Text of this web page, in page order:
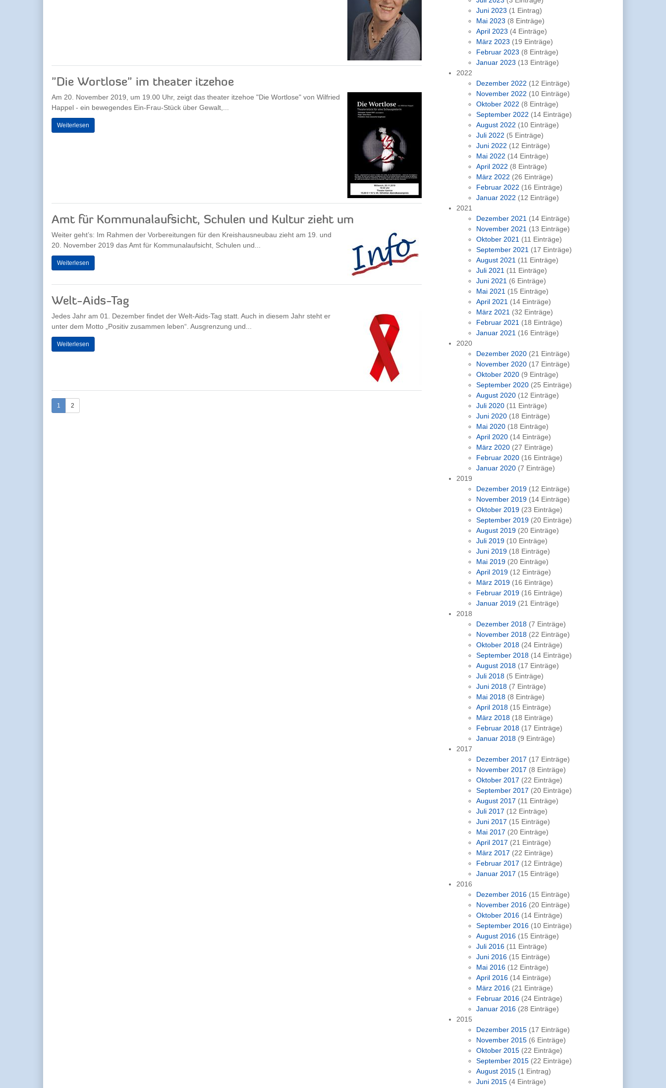
"Die Wortlose" im theater itzehoe
Am 20. November 2019, um 19.00 Uhr, zeigt das theater itzehoe "Die Wortlose" von Wilfried
Happel - ein bewegendes Ein-Frau-Stück über Gewalt,...
Weiterlesen
Amt für Kommunalaufsicht, Schulen und Kultur zieht um
Weiter geht’s: Im Rahmen der Vorbereitungen für den Kreishausneubau zieht am 19. und
20. November 2019 das Amt für Kommunalaufsicht, Schulen und...
Weiterlesen
Welt-Aids-Tag
Jedes Jahr am 01. Dezember findet der Welt-Aids-Tag statt. Auch in diesem Jahr steht er
unter dem Motto „Positiv zusammen leben“. Ausgrenzung und...
Weiterlesen
1 2
Juni 2023 (1 Eintrag)
Mai 2023 (8 Einträge)
April 2023 (4 Einträge)
März 2023 (19 Einträge)
Februar 2023 (8 Einträge)
Januar 2023 (13 Einträge)
2022
Dezember 2022 (12 Einträge)
November 2022 (10 Einträge)
Oktober 2022 (8 Einträge)
September 2022 (14 Einträge)
August 2022 (10 Einträge)
Juli 2022 (5 Einträge)
Juni 2022 (12 Einträge)
Mai 2022 (14 Einträge)
April 2022 (8 Einträge)
März 2022 (26 Einträge)
Februar 2022 (16 Einträge)
Januar 2022 (12 Einträge)
2021
Dezember 2021 (14 Einträge)
November 2021 (13 Einträge)
Oktober 2021 (11 Einträge)
September 2021 (17 Einträge)
August 2021 (11 Einträge)
Juli 2021 (11 Einträge)
Juni 2021 (6 Einträge)
Mai 2021 (15 Einträge)
April 2021 (14 Einträge)
März 2021 (32 Einträge)
Februar 2021 (18 Einträge)
Januar 2021 (16 Einträge)
2020
Dezember 2020 (21 Einträge)
November 2020 (17 Einträge)
Oktober 2020 (9 Einträge)
September 2020 (25 Einträge)
August 2020 (12 Einträge)
Juli 2020 (11 Einträge)
Juni 2020 (18 Einträge)
Mai 2020 (18 Einträge)
April 2020 (14 Einträge)
März 2020 (27 Einträge)
Februar 2020 (16 Einträge)
Januar 2020 (7 Einträge)
2019
Dezember 2019 (12 Einträge)
November 2019 (14 Einträge)
Oktober 2019 (23 Einträge)
September 2019 (20 Einträge)
August 2019 (20 Einträge)
Juli 2019 (10 Einträge)
Juni 2019 (18 Einträge)
Mai 2019 (20 Einträge)
April 2019 (12 Einträge)
März 2019 (16 Einträge)
Februar 2019 (16 Einträge)
Januar 2019 (21 Einträge)
2018
Dezember 2018 (7 Einträge)
November 2018 (22 Einträge)
Oktober 2018 (24 Einträge)
September 2018 (14 Einträge)
August 2018 (17 Einträge)
Juli 2018 (5 Einträge)
Juni 2018 (7 Einträge)
Mai 2018 (8 Einträge)
April 2018 (15 Einträge)
März 2018 (18 Einträge)
Februar 2018 (17 Einträge)
Januar 2018 (9 Einträge)
2017
Dezember 2017 (17 Einträge)
November 2017 (8 Einträge)
Oktober 2017 (22 Einträge)
September 2017 (20 Einträge)
August 2017 (11 Einträge)
Juli 2017 (12 Einträge)
Juni 2017 (15 Einträge)
Mai 2017 (20 Einträge)
April 2017 (21 Einträge)
März 2017 (22 Einträge)
Februar 2017 (12 Einträge)
Januar 2017 (15 Einträge)
2016
Dezember 2016 (15 Einträge)
November 2016 (20 Einträge)
Oktober 2016 (14 Einträge)
September 2016 (10 Einträge)
August 2016 (15 Einträge)
Juli 2016 (11 Einträge)
Juni 2016 (15 Einträge)
Mai 2016 (12 Einträge)
April 2016 (14 Einträge)
März 2016 (21 Einträge)
Februar 2016 (24 Einträge)
Januar 2016 (28 Einträge)
2015
Dezember 2015 (17 Einträge)
November 2015 (6 Einträge)
Oktober 2015 (22 Einträge)
September 2015 (22 Einträge)
August 2015 (1 Eintrag)
Juni 2015 (4 Einträge)